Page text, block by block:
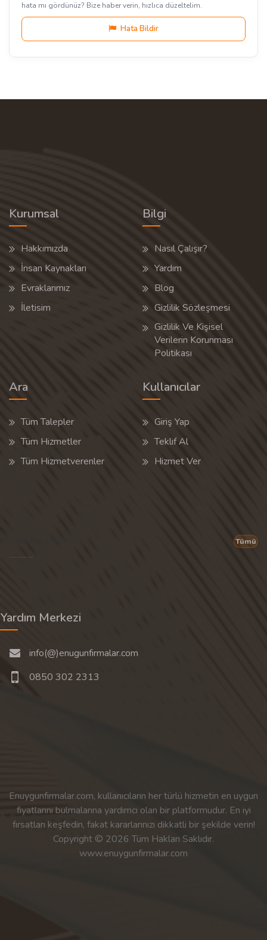
hata mı gördünüz? Bize haber verin, hızlıca düzeltelim.
Hata Bildir
Kurumsal
Hakkımızda
İnsan Kaynakları
Evraklarımız
İletisim
Bilgi
Nasıl Çalışır?
Yardım
Blog
Gizlilik Sözleşmesi
Gizlilik Ve Kişisel
Verilerin Korunması
Politikası
Ara
Tüm Talepler
Tüm Hizmetler
Tüm Hizmetverenler
Kullanıcılar
Giriş Yap
Teklif Al
Hizmet Ver
Tümü
Yardım Merkezi
info(@)enugunfirmalar.com
0850 302 2313
Enuygunfirmalar.com, kullanıcıların her türlü hizmetin en uygun
fiyatlarını bulmalarına yardımcı olan bir platformudur. En iyi
fırsatları keşfedin, fakat kararlarınızı dikkatli bir şekilde verin!
Copyright © 2026 Tüm Hakları Saklıdır.
www.enuygunfirmalar.com